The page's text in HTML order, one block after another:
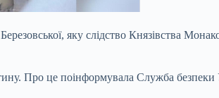
яку слідство Князівства
Про це поінформувала Служба безпеки